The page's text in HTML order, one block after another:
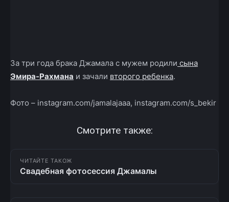
За три года брака Джамала с мужем родили сына
Эмира-Рахмана и зачали второго ребенка.
Фото – instagram.com/jamalajaaa, instagram.com/s_bekir
Смотрите также:
ЧИТАЙТЕ ТАКОЖ
Свадебная фотосессия Джамалы